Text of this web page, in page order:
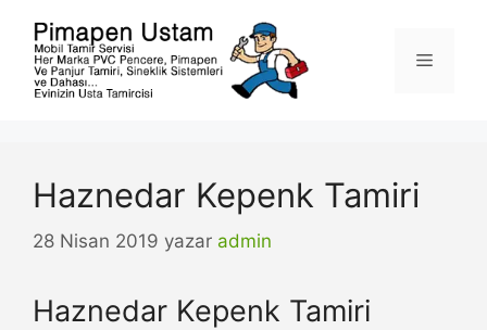
Menü
Haznedar Kepenk Tamiri
28 Nisan 2019 yazar admin
Haznedar Kepenk Tamiri